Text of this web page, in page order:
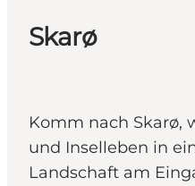
Skarø
Komm nach Skarø,
und Inselleben in
Landschaft am